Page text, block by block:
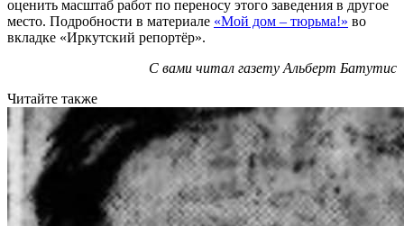
оценить масштаб работ по переносу этого заведения в другое
место. Подробности в материале «Мой дом – тюрьма!» во
вкладке «Иркутский репортёр».
С вами читал газету Альберт Батутис
Читайте также